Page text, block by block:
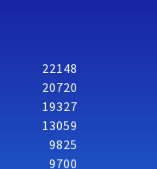
22148
20720
19327
13059
9825
9700